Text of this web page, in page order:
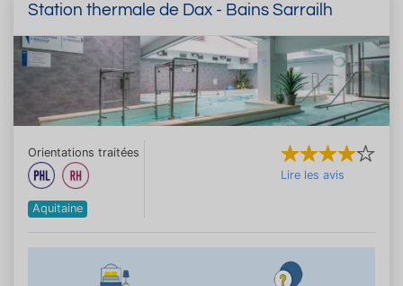
Station thermale de Dax - Bains Sarrailh
Orientations traitées
Aquitaine
Lire les avis